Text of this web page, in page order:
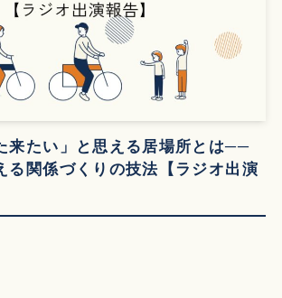
来たい」と思える居場所とは──
る関係づくりの技法【ラジオ出演